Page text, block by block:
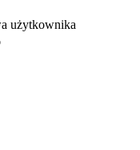
użytkownika